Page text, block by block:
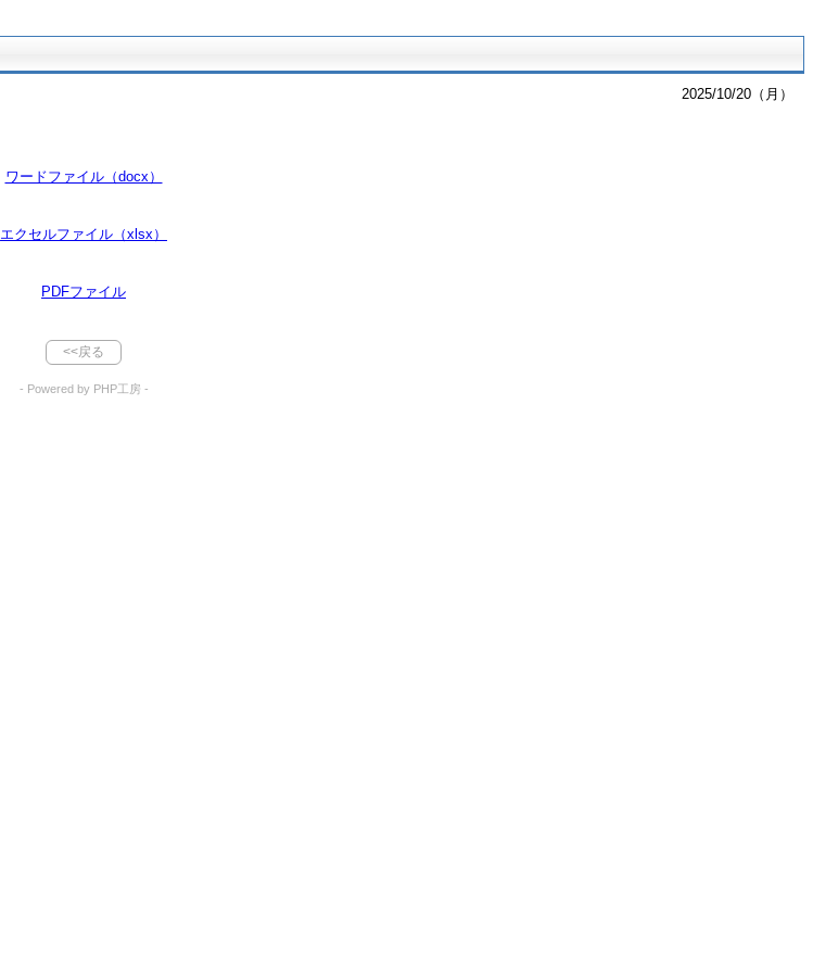
2025/10/20（月）
ワードファイル（docx）
エクセルファイル（xlsx）
PDFファイル
<<戻る
- Powered by PHP工房 -